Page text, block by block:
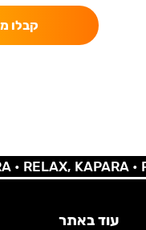
קבלו
RELAX, KAPARA •
עוד באתר